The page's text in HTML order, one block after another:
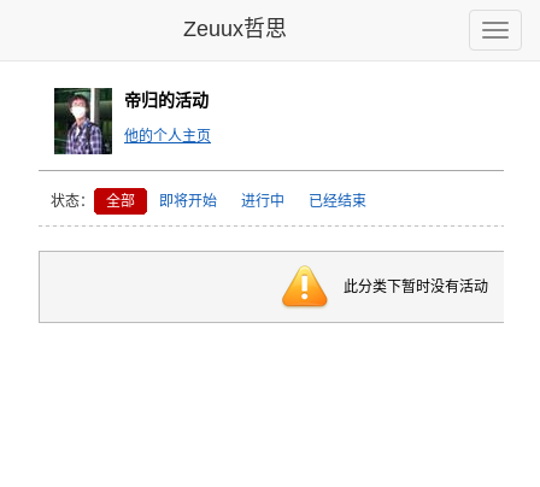
Toggle
Zeuux哲思
帝归的活动
他的个人主页
状态： 全部 即将开始 进行中 已经结束
此分类下暂时没有活动